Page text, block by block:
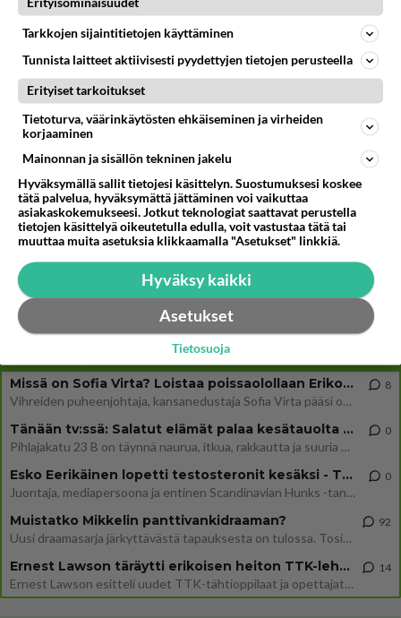
08.08.2026 19:54
Ikävä
Vetovoima
Onko välillänne suuri vetovoima ja miten se ilmenee? Onko siitä haittaa?
08.08.2026 14:24
33
Aina vaan mietin sua
08.08.2026 17:08
Ikävä
34
598
Niin kauan tätä
Onko vuotesi menneet hukkaan
09.08.2026 06:20
Ikävä
Nainen. Onko meissä
Sinusta jotain samaa? Näköä tai luonteenpiirteitä? Utelias
07.08.2026 21:51
Ikävä
41
564
Missä on Sofia Virta? Loistaa poissaolollaan Erikoisjoukot uudelta kaudelta
Vihreiden puheenjohtaja, kansanedustaja Sofia Virta pääsi otsikoihin, kun tieto hänen osallistumisestaan Erikoisjoukot-k
8
Tänään tv:ssä: Salatut elämät palaa kesätauolta - Tässä hieman juonipaljastuksia
Pihlajakatu 23 B on täynnä naurua, itkua, rakkautta ja suuria salaisuuksia. Suomalaisten yksi pitkäikäisimmistä draamas
0
Esko Eerikäinen lopetti testosteronit kesäksi - Tämä ikävä vaikutus iski heti
Juontaja, mediapersoona ja entinen Scandinavian Hunks -tanssija Esko Eerikäinen on tunnettu avoimuudestaan. Nyt Eerikäi
0
Muistatko Mikkelin panttivankidraaman?
Uusi draamasarja järkyttävästä tapauksesta on tulossa. Tositapahtumiin perustuva sarja ammentaa vuoden 1986 Mikkelin pan
92
Ernest Lawson täräytti erikoisen heiton TTK-lehdistötilaisuudessa: " Onko tässä tarkoituksena...?"
Ernest Lawson esitteli uudet TTK-tähtioppilaat ja opettajat torstaina 6.8. lehdistölle. Tulevalla kaudella on yksi hausk
14
Tarkkojen sijaintitietojen käyttäminen
Tunnista laitteet aktiivisesti pyydettyjen tietojen perusteella
Erityiset tarkoitukset
Tietoturva, väärinkäytösten ehkäiseminen ja virheiden
korjaaminen
Mainonnan ja sisällön tekninen jakelu
Hyväksymällä sallit tietojesi käsittelyn. Suostumuksesi koskee
tätä palvelua, hyväksymättä jättäminen voi vaikuttaa
asiakaskokemukseesi. Jotkut teknologiat saattavat perustella
tietojen käsittelyä oikeutetulla edulla, voit vastustaa tätä tai
muuttaa muita asetuksia klikkaamalla "Asetukset" linkkiä.
Hyväksy kaikki
Asetukset
Tietosuoja